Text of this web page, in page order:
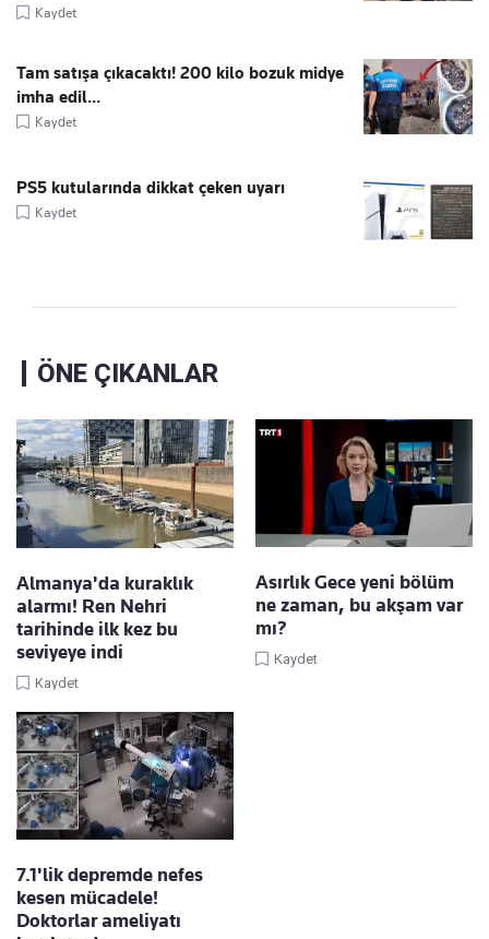
Kaydet
Tam satışa çıkacaktı! 200 kilo bozuk midye
imha edil...
Kaydet
PS5 kutularında dikkat çeken uyarı
Kaydet
ÖNE ÇIKANLAR
Almanya'da kuraklık
alarmı! Ren Nehri
tarihinde ilk kez bu
seviyeye indi
Kaydet
Asırlık Gece yeni bölüm
ne zaman, bu akşam var
mı?
Kaydet
7.1'lik depremde nefes
kesen mücadele!
Doktorlar ameliyatı